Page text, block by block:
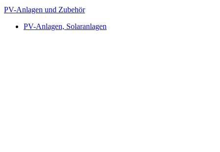
PV-Anlagen und Zubehör
PV-Anlagen, Solaranlagen